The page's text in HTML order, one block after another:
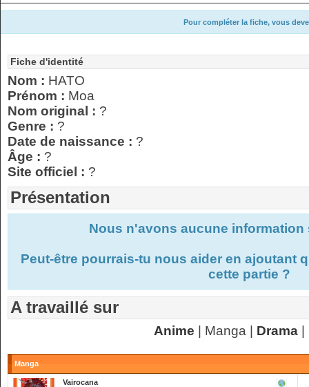
Pour compléter la fiche, vous
Fiche d'identité
Nom : HATO
Prénom : Moa
Nom original : ?
Genre : ?
Date de naissance : ?
Âge : ?
Site officiel : ?
Présentation
Nous n'avons aucune
Peut-être pourrais-tu nous aider en ajoutant
cette partie ?
A travaillé sur
Anime | Manga | Drama|
Manga
Vairocana